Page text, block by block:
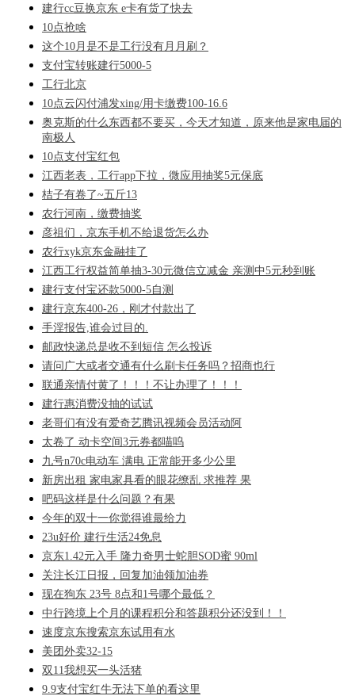
建行cc豆换京东 e卡有货了快去
10点抢啥
这个10月是不是工行没有月月刷？
支付宝转账建行5000-5
工行北京
10点云闪付浦发xing/用卡缴费100-16.6
奥克斯的什么东西都不要买，今天才知道，原来他是家电届的
南极人
10点支付宝红包
江西老表，工行app下拉，微应用抽奖5元保底
桔子有卷了~五斤13
农行河南，缴费抽奖
彦祖们，京东手机不给退货怎么办
农行xyk京东金融挂了
江西工行权益简单抽3-30元微信立减金 亲测中5元秒到账
建行支付宝还款5000-5自测
建行京东400-26，刚才付款出了
手淫报告,谁会过目的.
邮政快递总是收不到短信 怎么投诉
请问广大或者交通有什么刷卡任务吗？招商也行
联通亲情付黄了！！！不让办理了！！！
建行惠消费没抽的试试
老哥们有没有爱奇艺腾讯视频会员活动阿
太卷了 动卡空间3元券都喵呜
九号n70c电动车 满电 正常能开多少公里
新房出租 家电家具看的眼花缭乱 求推荐 果
吧码这样是什么问题？有果
今年的双十一你觉得谁最给力
23u好价 建行生活24免息
京东1.42元入手 隆力奇男士蛇胆SOD蜜 90ml
关注长江日报，回复加油领加油券
现在狗东 23号 8点和1号哪个最低？
中行跨境上个月的课程积分和答题积分还没到！！
速度京东搜索京东试用有水
美团外卖32-15
双11我想买一头活猪
9.9支付宝红牛无法下单的看这里